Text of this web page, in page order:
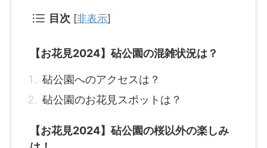
目次 [非表示]
【お花見2024】砧公園の混雑状況は？
砧公園へのアクセスは？
砧公園のお花見スポットは？
【お花見2024】砧公園の桜以外の楽しみ